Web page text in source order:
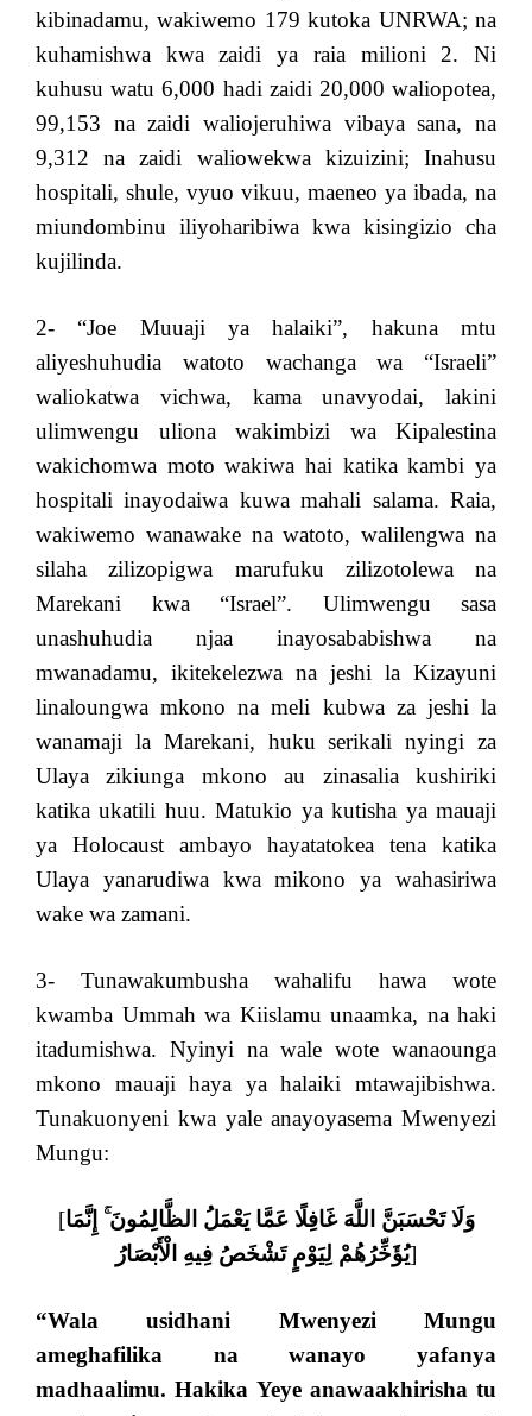
kibinadamu, wakiwemo 179 kutoka UNRWA; na
kuhamishwa kwa zaidi ya raia milioni 2. Ni
kuhusu watu 6,000 hadi zaidi 20,000 waliopotea,
99,153 na zaidi waliojeruhiwa vibaya sana, na
9,312 na zaidi waliowekwa kizuizini; Inahusu
hospitali, shule, vyuo vikuu, maeneo ya ibada, na
miundombinu iliyoharibiwa kwa kisingizio cha
kujilinda.
2- “Joe Muuaji ya halaiki”, hakuna mtu
aliyeshuhudia watoto wachanga wa “Israeli”
waliokatwa vichwa, kama unavyodai, lakini
ulimwengu uliona wakimbizi wa Kipalestina
wakichomwa moto wakiwa hai katika kambi ya
hospitali inayodaiwa kuwa mahali salama. Raia,
wakiwemo wanawake na watoto, walilengwa na
silaha zilizopigwa marufuku zilizotolewa na
Marekani kwa “Israel”. Ulimwengu sasa
unashuhudia njaa inayosababishwa na
mwanadamu, ikitekelezwa na jeshi la Kizayuni
linaloungwa mkono na meli kubwa za jeshi la
wanamaji la Marekani, huku serikali nyingi za
Ulaya zikiunga mkono au zinasalia kushiriki
katika ukatili huu. Matukio ya kutisha ya mauaji
ya Holocaust ambayo hayatatokea tena katika
Ulaya yanarudiwa kwa mikono ya wahasiriwa
wake wa zamani.
3- Tunawakumbusha wahalifu hawa wote
kwamba Ummah wa Kiislamu unaamka, na haki
itadumishwa. Nyinyi na wale wote wanaounga
mkono mauaji haya ya halaiki mtawajibishwa.
Tunakuonyeni kwa yale anayoyasema Mwenyezi
Mungu:
[وَلَا تَحْسَبَنَّ اللَّهَ غَافِلًا عَمَّا يَعْمَلُ الظَّالِمُونَ ۚ إِنَّمَا
يُؤَخِّرُهُمْ لِيَوْمٍ تَشْخَصُ فِيهِ الْأَبْصَارُ]
“Wala usidhani Mwenyezi Mungu
ameghafilika na wanayo yafanya
madhaalimu. Hakika Yeye anawaakhirisha tu